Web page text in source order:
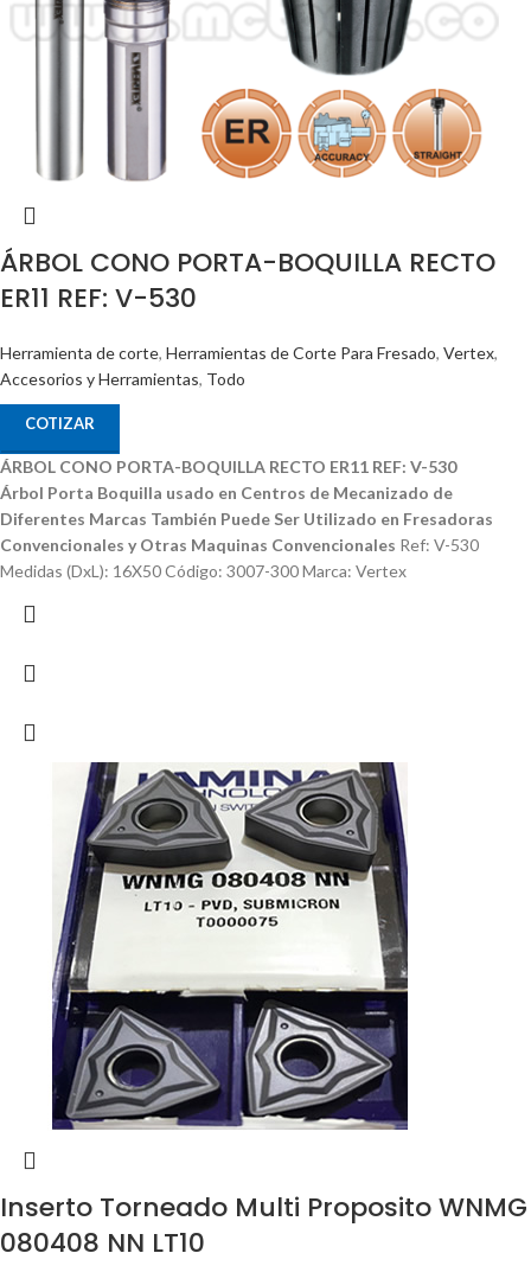
ÁRBOL CONO PORTA-BOQUILLA RECTO
ER11 REF: V-530
Herramienta de corte, Herramientas de Corte Para Fresado, Vertex,
Accesorios y Herramientas, Todo
COTIZAR
ÁRBOL CONO PORTA-BOQUILLA RECTO ER11 REF: V-530
Árbol Porta Boquilla usado en Centros de Mecanizado de
Diferentes Marcas También Puede Ser Utilizado en Fresadoras
Convencionales y Otras Maquinas Convencionales Ref: V-530
Medidas (DxL): 16X50 Código: 3007-300 Marca: Vertex
Inserto Torneado Multi Proposito WNMG
080408 NN LT10